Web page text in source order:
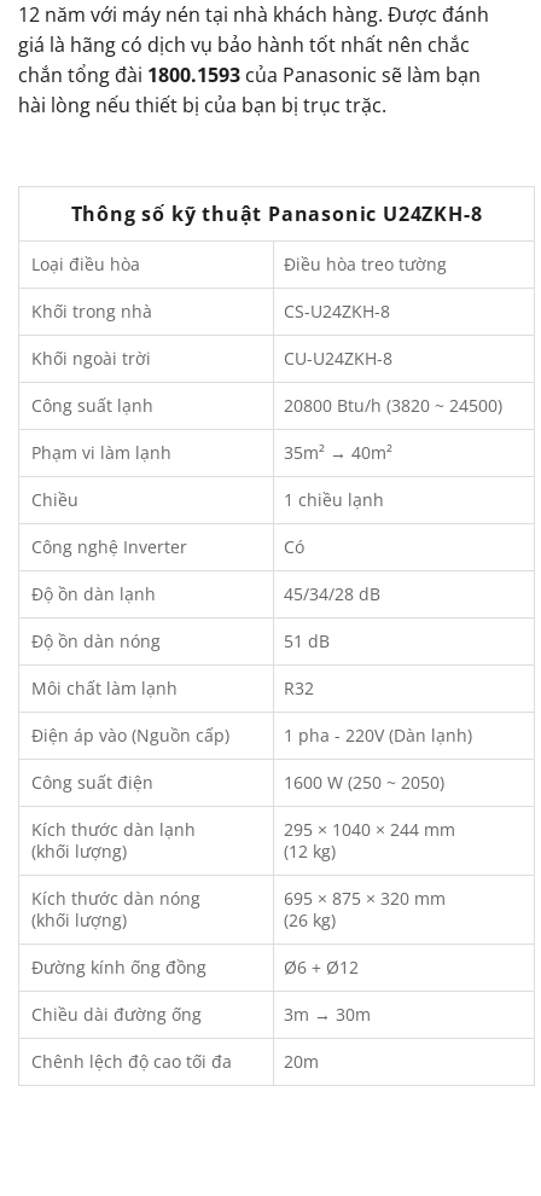
12 năm với máy nén tại nhà khách hàng. Được đánh
giá là hãng có dịch vụ bảo hành tốt nhất nên chắc
chắn tổng đài 1800.1593 của Panasonic sẽ làm bạn
hài lòng nếu thiết bị của bạn bị trục trặc.
Thông số kỹ thuật Panasonic U24ZKH-8
Loại điều hòa Điều hòa treo tường
Khối trong nhà CS-U24ZKH-8
Khối ngoài trời CU-U24ZKH-8
Công suất lạnh 20800 Btu/h (3820 ~ 24500)
Phạm vi làm lạnh 35m² → 40m²
Chiều 1 chiều lạnh
Công nghệ Inverter Có
Độ ồn dàn lạnh 45/34/28 dB
Độ ồn dàn nóng 51 dB
Môi chất làm lạnh R32
Điện áp vào (Nguồn cấp) 1 pha - 220V (Dàn lạnh)
Công suất điện 1600 W (250 ~ 2050)
Kích thước dàn lạnh
(khối lượng)
295 × 1040 × 244 mm
(12 kg)
Kích thước dàn nóng
(khối lượng)
695 × 875 × 320 mm
(26 kg)
Đường kính ống đồng Ø6 + Ø12
Chiều dài đường ống 3m → 30m
Chênh lệch độ cao tối đa 20m